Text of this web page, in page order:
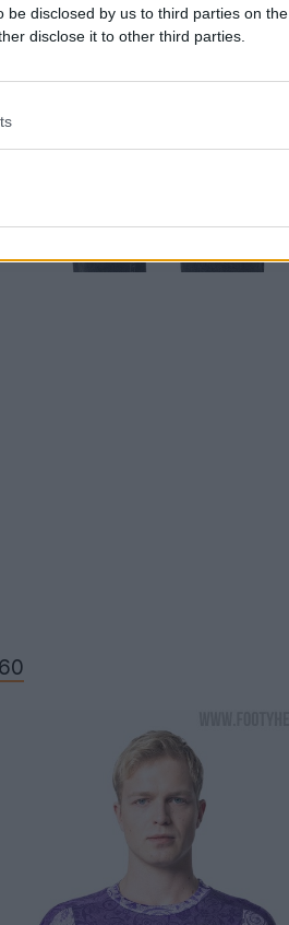
be disclosed by us to third parties on the
disclose it to other third parties.